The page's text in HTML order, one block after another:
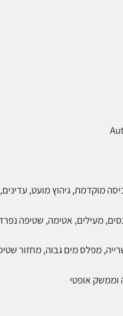
מוקדמת, גיהוץ מועט, עדינים,
וממשק אופטי